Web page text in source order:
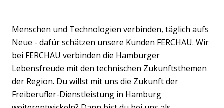
Menschen und Technologien verbinden, täglich aufs
Neue - dafür schätzen unsere Kunden FERCHAU. Wir
bei FERCHAU verbinden die Hamburger
Lebensfreude mit den technischen Zukunftsthemen
der Region. Du willst mit uns die Zukunft der
Freiberufler-Dienstleistung in Hamburg